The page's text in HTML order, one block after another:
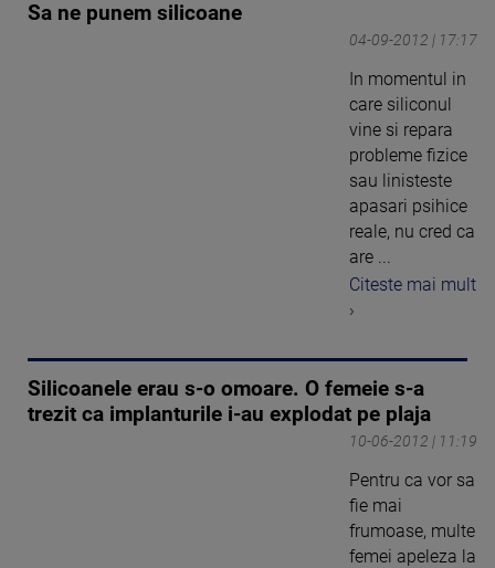
Sa ne punem silicoane
04-09-2012 | 17:17
In momentul in
care siliconul
vine si repara
probleme fizice
sau linisteste
apasari psihice
reale, nu cred ca
are ...
Citeste mai mult
›
Silicoanele erau s-o omoare. O femeie s-a
trezit ca implanturile i-au explodat pe plaja
10-06-2012 | 11:19
Pentru ca vor sa
fie mai
frumoase, multe
femei apeleza la